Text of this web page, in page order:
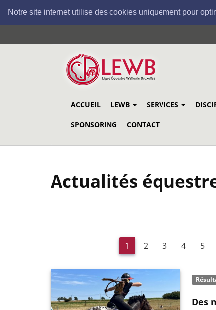
Notre site internet utilise des cookies uniquement pour
au
ACCUEIL LEWB SERVICES
SPONSORING CONTACT
Actualités
1 2 3 4 5
Des